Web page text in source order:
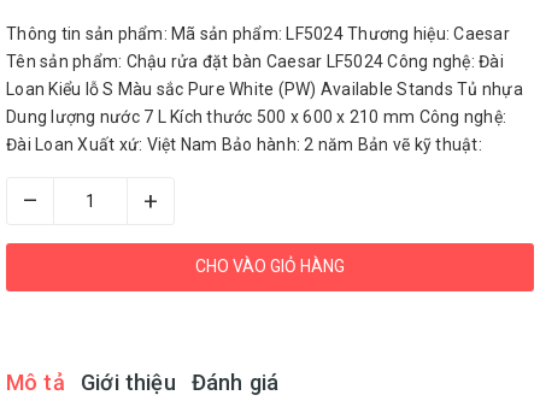
Thông tin sản phẩm: Mã sản phẩm: LF5024 Thương hiệu: Caesar
Tên sản phẩm: Chậu rửa đặt bàn Caesar LF5024 Công nghệ: Đài
Loan Kiểu lỗ S Màu sắc Pure White (PW) Available Stands Tủ nhựa
Dung lượng nước 7 L Kích thước 500 x 600 x 210 mm Công nghệ:
Đài Loan Xuất xứ: Việt Nam Bảo hành: 2 năm Bản vẽ kỹ thuật:
– +
CHO VÀO GIỎ HÀNG
Mô tả Giới thiệu Đánh giá